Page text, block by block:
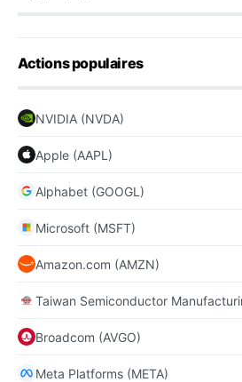
Actions populaires
NVIDIA (NVDA)
Apple (AAPL)
Alphabet (GOOGL)
Microsoft (MSFT)
Amazon.com (AMZN)
Taiwan Semiconductor
Broadcom (AVGO)
Meta Platforms (META)